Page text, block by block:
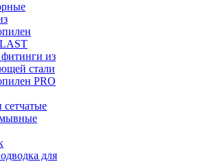
из
стали
PRO
для